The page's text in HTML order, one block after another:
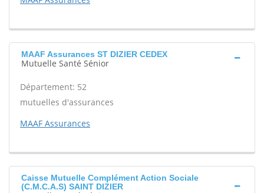
MAAF Assurances ST DIZIER CEDEX
Mutuelle Santé Sénior
Département: 52
mutuelles d'assurances
MAAF Assurances
Caisse Mutuelle Complément Action Sociale
(C.M.C.A.S) SAINT DIZIER